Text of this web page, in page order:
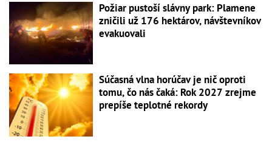
Požiar pustoší slávny park: Plamene
zničili už 176 hektárov, návštevníkov
evakuovali
Súčasná vlna horúčav je nič oproti
tomu, čo nás čaká: Rok 2027 zrejme
prepíše teplotné rekordy